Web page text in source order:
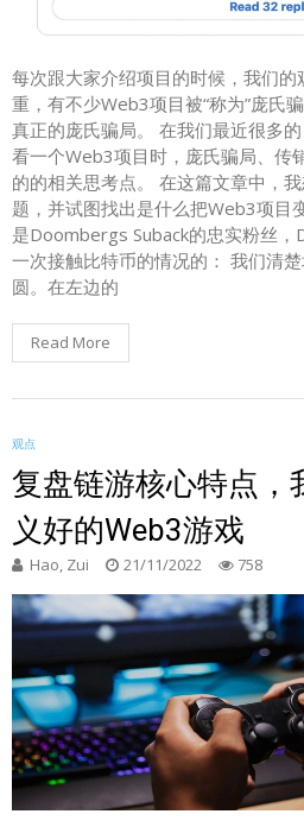
每次跟大家介绍项目的时候，我们
重，有不少Web3项目被“称为”庞氏
真正的庞氏骗局。 在我们最近很多
看一个Web3项目时，庞氏骗局、传
的的相关思考点。 在这篇文章中，
题，并试图找出是什么把Web3项目
是Doombergs Suback的忠实粉丝
一次接触比特币的情况的： 我们清
圆。在左边的
Read More
观点
复盘链游核心特点，
义好的Web3游戏
Hao, Zui 21/11/2022 758